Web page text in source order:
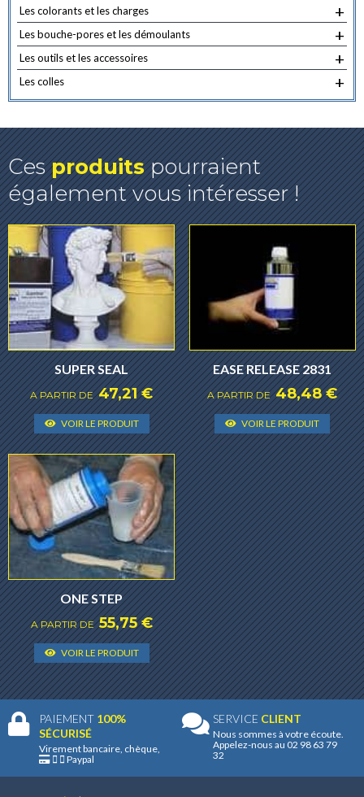
+
Les colorants et les charges
+
Les bouche-pores et les démoulants
+
Les outils et les accessoires
+
Les colles
Cesproduitspourraient
également vous intéresser !
SUPER SEAL
A PARTIR DE 47,21€
VOIR LE PRODUIT
Ce
produit
a
plusieurs
variantes.
Les
options
peuvent
être
choisies
sur
la
page
du
produit
EASE RELEASE 2831
A PARTIR DE 48,48€
VOIR LE PRODUIT
Ce
a
Les
être
sur
la
page
du
ONE STEP
A PARTIR DE 55,75€
VOIR LE PRODUIT
Ce
produit
a
plusieurs
variantes.
Les
PAIEMENT 100%
SÉCURISÉ
Virement bancaire, chèque,
Paypal
SERVICE CLIENT
Nous sommes à votre écoute.
Appelez-nous au 02 98 63 79
32